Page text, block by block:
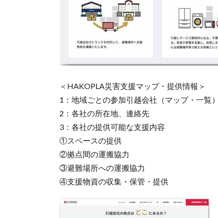
＜HAKOPLA災害支援マップ・提供情報＞
1：地域ごとの参加引越会社（マップ・一覧
2：各社の所在地、連絡先
3：各社の提供可能な支援内容
①スペースの提供
②拠点間の運搬協力
③避難場所への運搬協力
④支援物資の収集・保管・提供